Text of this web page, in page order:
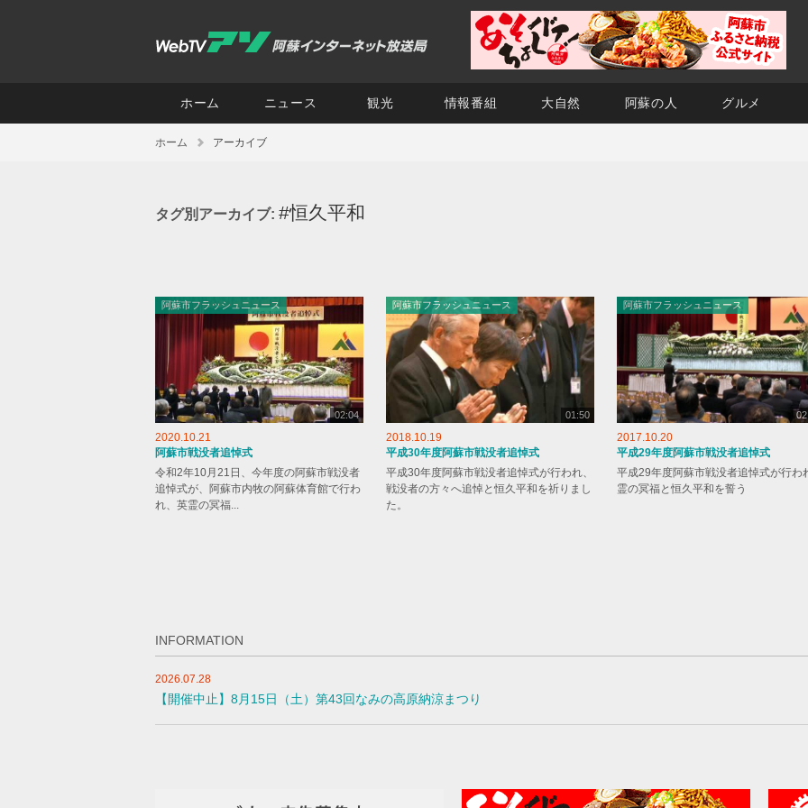
ホーム ニュース 観光 情報番組 大自然 阿蘇の人 グルメ
ホーム アーカイブ
タグ別アーカイブ: #恒久平和
阿蘇市フラッシュニュース
02:04
2020.10.21
阿蘇市戦没者追悼式
令和2年10月21日、今年度の阿蘇市戦没者
追悼式が、阿蘇市内牧の阿蘇体育館で行わ
れ、英霊の冥福...
阿蘇市フラッシュニュース
01:50
2018.10.19
平成30年度阿蘇市戦没者追悼式
平成30年度阿蘇市戦没者追悼式が行われ、
戦没者の方々へ追悼と恒久平和を祈りまし
た。
阿蘇市フラッシュニュース
2017.10.20
平成29年度阿蘇市戦没者追悼式
平成29年度阿蘇市戦没者追悼式が行わ
霊の冥福と恒久平和を誓う
INFORMATION
2026.07.28
【開催中止】8月15日（土）第43回なみの高原納涼まつり